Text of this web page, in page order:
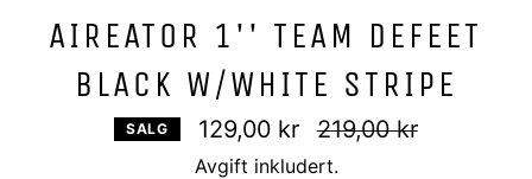
AIREATOR 1'' TEAM DEFEET
BLACK W/WHITE STRIPE
SALG 129,00 kr
Vanlig
pris
219,00 kr
Avgift inkludert.